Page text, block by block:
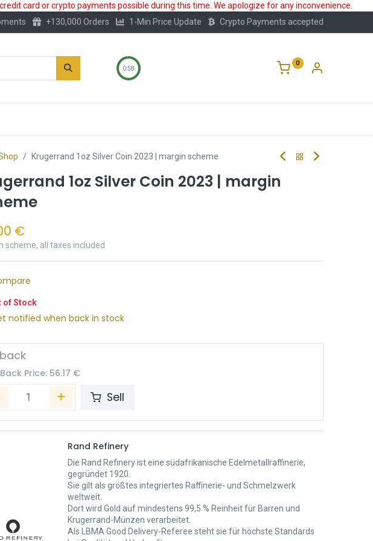
card or crypto payments possible during this time. We apologize for any inconvenience.
+130,000 Orders 1-Min Price Update Crypto Payments accepted
0:58
0
Krugerrand 1oz Silver Coin 2023 | margin scheme
1oz Silver Coin 2023 | margin
€
scheme, all taxes included
of Stock
notified when back in stock
Price: 56.17 €
Sell
Rand Refinery
Die Rand Refinery ist eine südafrikanische Edelmetallraffinerie,
gegründet 1920.
Sie gilt als größtes integriertes Raffinerie- und Schmelzwerk
weltweit.
Dort wird Gold auf mindestens 99,5 % Reinheit für Barren und
Krugerrand-Münzen verarbeitet.
Als LBMA Good Delivery-Referee steht sie für höchste Standards